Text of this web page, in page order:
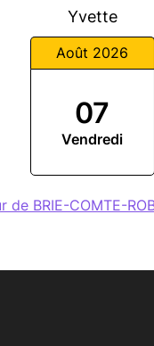
Yvette
Août 2026
07
Vendredi
BRIE-COMTE-